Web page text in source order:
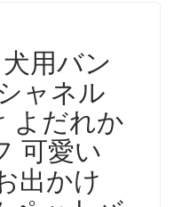
用バン
ャネル
よだれか
可愛い
出かけ